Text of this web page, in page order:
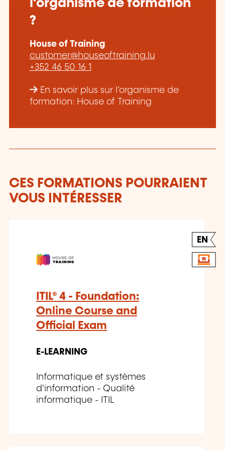
l’organisme de formation
?
House of Training
customer@houseoftraining.lu
+352 46 50 16 1
En savoir plus sur l’organisme de
formation: House of Training
CES FORMATIONS POURRAIENT
VOUS INTÉRESSER
EN
ITIL® 4 - Foundation:
Online Course and
Official Exam
E-LEARNING
Informatique et systèmes
d'information - Qualité
informatique - ITIL